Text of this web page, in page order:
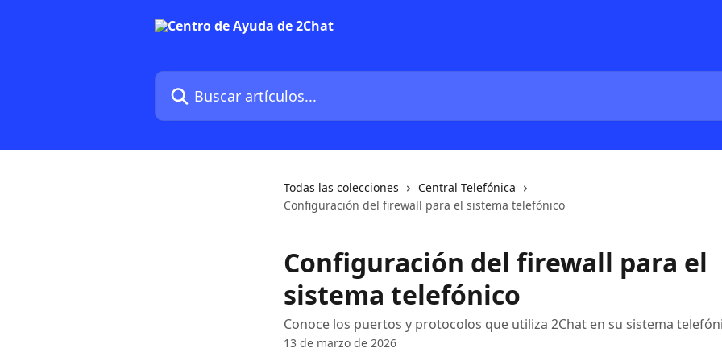
Buscar artículos...
Todas las colecciones
Central Telefónica
Configuración del firewall para el sistema telefónico
Configuración del firewall para el
sistema telefónico
Conoce los puertos y protocolos que utiliza 2Chat en su sistema
13 de marzo de 2026